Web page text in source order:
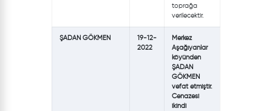
toprağa
verilecektir.
ŞADAN GÖKMEN
19-12-
2022
Merkez
Aşağıyanlar
köyünden
ŞADAN
GÖKMEN
vefat etmiştir.
Cenazesi
ikindi